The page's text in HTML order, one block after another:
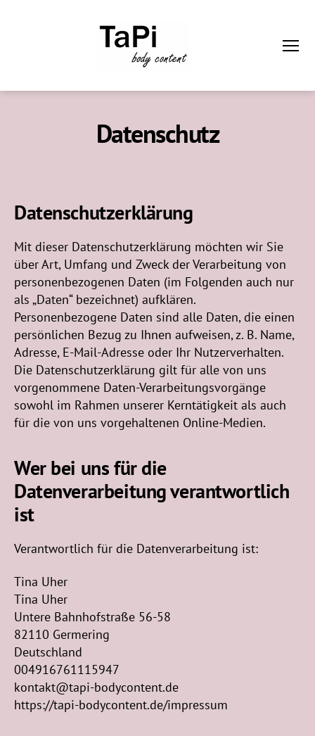
bodycontent
Datenschutz
Datenschutzerklärung
Mit dieser Datenschutzerklärung möchten wir Sie
über Art, Umfang und Zweck der Verarbeitung von
personenbezogenen Daten (im Folgenden auch nur
als „Daten“ bezeichnet) aufklären.
Personenbezogene Daten sind alle Daten, die einen
persönlichen Bezug zu Ihnen aufweisen, z. B. Name,
Adresse, E-Mail-Adresse oder Ihr Nutzerverhalten.
Die Datenschutzerklärung gilt für alle von uns
vorgenommene Daten-Verarbeitungsvorgänge
sowohl im Rahmen unserer Kerntätigkeit als auch
für die von uns vorgehaltenen Online-Medien.
Wer bei uns für die
Datenverarbeitung verantwortlich
ist
Verantwortlich für die Datenverarbeitung ist:
Tina Uher
Tina Uher
Untere Bahnhofstraße 56-58
82110 Germering
Deutschland
004916761115947
kontakt@tapi-bodycontent.de
https://tapi-bodycontent.de/impressum